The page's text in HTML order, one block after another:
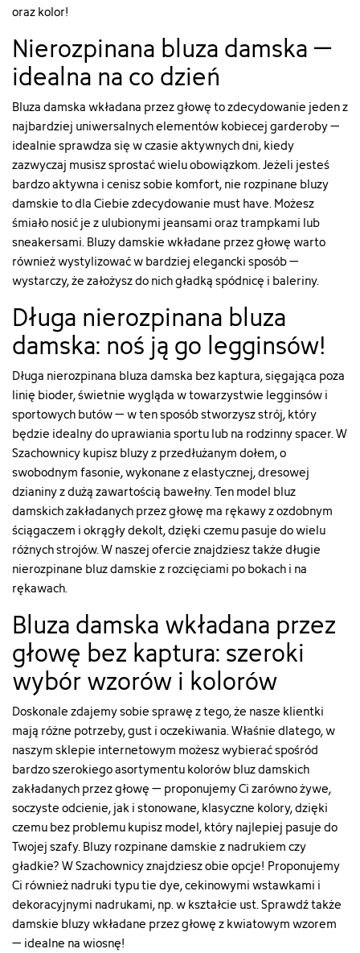
string(5)
"color"
["html_color_code"]=>
string(7)
"#F2DFBB"
}
["html_color_code"]=>
string(7)
"#57320F"
["qty"]=>
["add_to_cart_url"]=>
string(122)
"https://szachownica.com.pl/koszyk?
["url"]=>
string(111)
"https://szachownica.com.pl/bluzy-
damskie/23085-
92196-
bluza-
damska-
091jkw26erk-
29b#/7-
rozmiar-
s_m/19-
kolor-
bialy"
["type"]=>
string(5)
"color"
["html_color_code"]=>
string(7)
"#FFFFFF"
}
["add_to_cart_url"]=>
string(122)
"https://szachownica.com.pl/
["url"]=>
string(113)
"https://szachownica.com.pl/
damskie/23084-
92194-
bluza-
damska-
091jkw26erk-
29a#/7-
rozmiar-
s_m/15-
kolor-
brazowy"
["type"]=>
string(5)
"color"
["html_color_code"]=>
string(7)
"#57320F"
}
oraz kolor!
Nierozpinana bluza damska –
idealna na co dzień
Bluza damska wkładana przez głowę to zdecydowanie jeden z
najbardziej uniwersalnych elementów kobiecej garderoby –
idealnie sprawdza się w czasie aktywnych dni, kiedy
zazwyczaj musisz sprostać wielu obowiązkom. Jeżeli jesteś
bardzo aktywna i cenisz sobie komfort, nie rozpinane bluzy
damskie to dla Ciebie zdecydowanie must have. Możesz
śmiało nosić je z ulubionymi jeansami oraz trampkami lub
sneakersami. Bluzy damskie wkładane przez głowę warto
również wystylizować w bardziej elegancki sposób –
wystarczy, że założysz do nich gładką spódnicę i baleriny.
Długa nierozpinana bluza
damska: noś ją go legginsów!
Długa nierozpinana bluza damska bez kaptura, sięgająca poza
linię bioder, świetnie wygląda w towarzystwie legginsów i
sportowych butów – w ten sposób stworzysz strój, który
będzie idealny do uprawiania sportu lub na rodzinny spacer. W
Szachownicy kupisz bluzy z przedłużanym dołem, o
swobodnym fasonie, wykonane z elastycznej, dresowej
dzianiny z dużą zawartością bawełny. Ten model bluz
damskich zakładanych przez głowę ma rękawy z ozdobnym
ściągaczem i okrągły dekolt, dzięki czemu pasuje do wielu
różnych strojów. W naszej ofercie znajdziesz także długie
nierozpinane bluz damskie z rozcięciami po bokach i na
rękawach.
Bluza damska wkładana przez
głowę bez kaptura: szeroki
wybór wzorów i kolorów
Doskonale zdajemy sobie sprawę z tego, że nasze klientki
mają różne potrzeby, gust i oczekiwania. Właśnie dlatego, w
naszym sklepie internetowym możesz wybierać spośród
bardzo szerokiego asortymentu kolorów bluz damskich
zakładanych przez głowę – proponujemy Ci zarówno żywe,
soczyste odcienie, jak i stonowane, klasyczne kolory, dzięki
czemu bez problemu kupisz model, który najlepiej pasuje do
Twojej szafy. Bluzy rozpinane damskie z nadrukiem czy
gładkie? W Szachownicy znajdziesz obie opcje! Proponujemy
Ci również nadruki typu tie dye, cekinowymi wstawkami i
dekoracyjnymi nadrukami, np. w kształcie ust. Sprawdź także
damskie bluzy wkładane przez głowę z kwiatowym wzorem
– idealne na wiosnę!